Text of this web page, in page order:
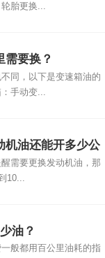
胎更换...
需要换？
同，以下是变速箱油的
手动变...
机油还能开多少公
需要更换发动机油，那
10...
油？
般都用百公里油耗的指